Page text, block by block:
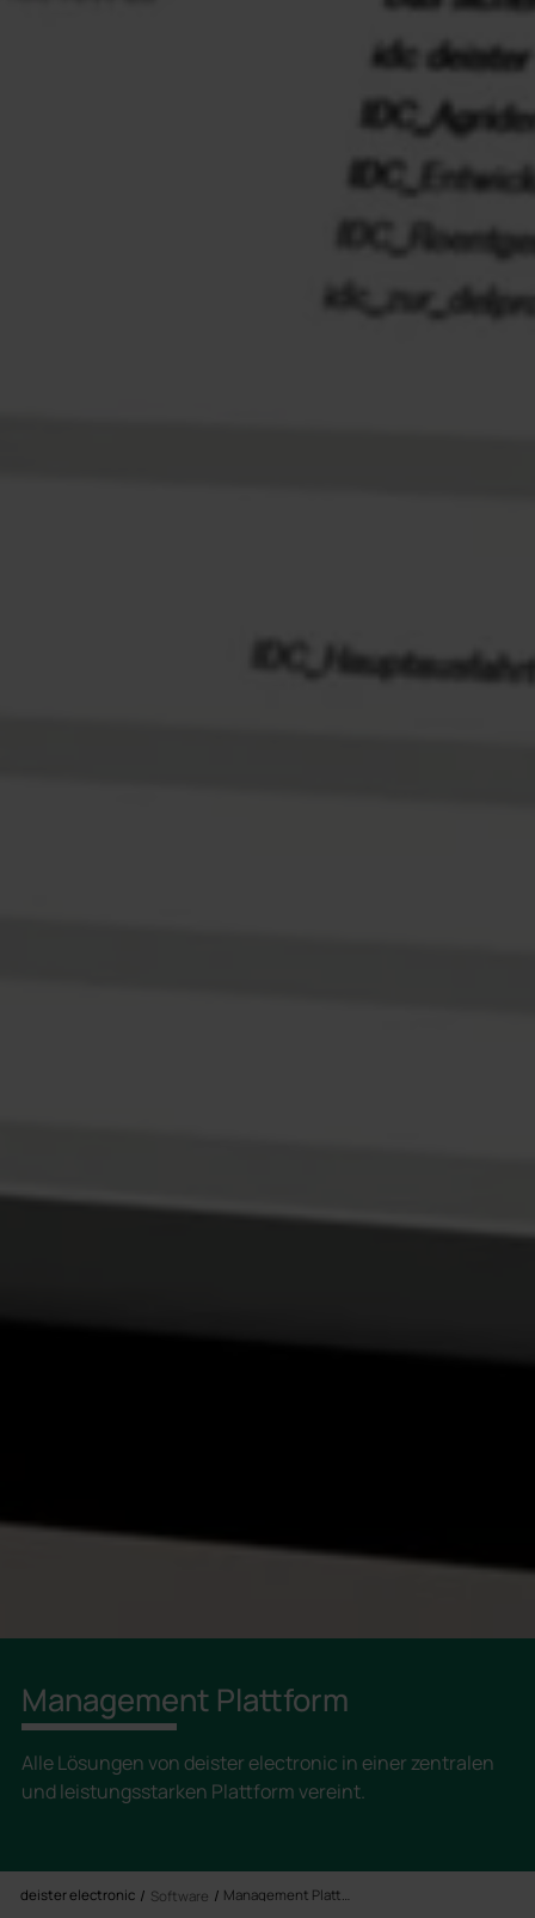
Management Plattform
Alle Lösungen von deister electronic in einer zentralen
und leistungsstarken Plattform vereint.
deister electronic Software Management Plattform